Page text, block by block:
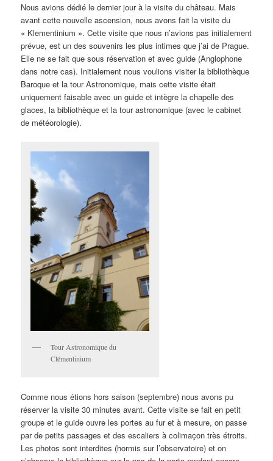
Nous avions dédié le dernier jour à la visite du château. Mais
avant cette nouvelle ascension, nous avons fait la visite du
« Klementinium ». Cette visite que nous n’avions pas initialement
prévue, est un des souvenirs les plus intimes que j’ai de Prague.
Elle ne se fait que sous réservation et avec guide (Anglophone
dans notre cas). Initialement nous voulions visiter la bibliothèque
Baroque et la tour Astronomique, mais cette visite était
uniquement faisable avec un guide et intègre la chapelle des
glaces, la bibliothèque et la tour astronomique (avec le cabinet
de météorologie).
Tour Astronomique du
Clémentinium
Comme nous étions hors saison (septembre) nous avons pu
réserver la visite 30 minutes avant. Cette visite se fait en petit
groupe et le guide ouvre les portes au fur et à mesure, on passe
par de petits passages et des escaliers à colimaçon très étroits.
Les photos sont interdites (hormis sur l’observatoire) et on